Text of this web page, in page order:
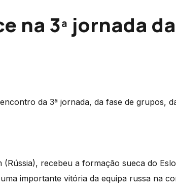
na 3ª jornada
da 3ª jornada, da fase de grupos,
recebeu a formação sueca do
importante vitória da equipa russa na